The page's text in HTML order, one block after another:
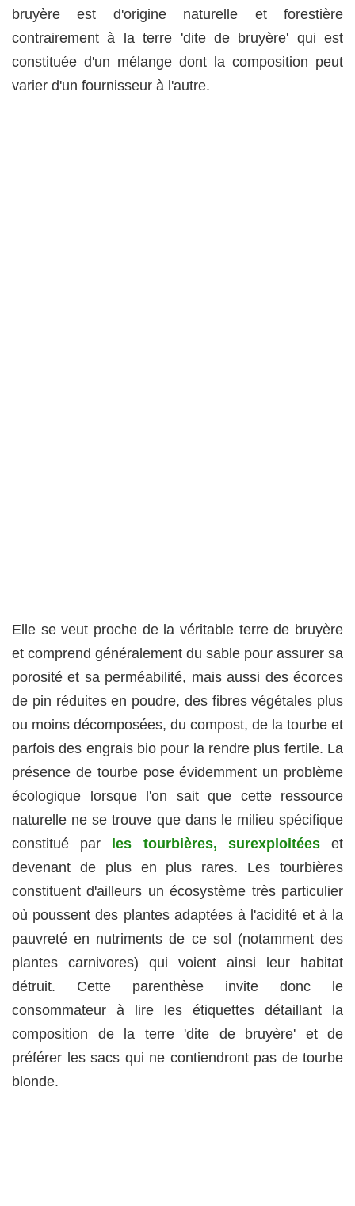
bruyère est d'origine naturelle et forestière
contrairement à la terre 'dite de bruyère' qui est
constituée d'un mélange dont la composition peut
varier d'un fournisseur à l'autre.
Elle se veut proche de la véritable terre de bruyère
et comprend généralement du sable pour assurer sa
porosité et sa perméabilité, mais aussi des écorces
de pin réduites en poudre, des fibres végétales plus
ou moins décomposées, du compost, de la tourbe et
parfois des engrais bio pour la rendre plus fertile. La
présence de tourbe pose évidemment un problème
écologique lorsque l'on sait que cette ressource
naturelle ne se trouve que dans le milieu spécifique
constitué par
les tourbières, surexploitéeset
devenant de plus en plus rares. Les tourbières
constituent d'ailleurs un écosystème très particulier
où poussent des plantes adaptées à l'acidité et à la
pauvreté en nutriments de ce sol (notamment des
plantes carnivores) qui voient ainsi leur habitat
détruit. Cette parenthèse invite donc le
consommateur à lire les étiquettes détaillant la
composition de la terre 'dite de bruyère' et de
préférer les sacs qui ne contiendront pas de tourbe
blonde.